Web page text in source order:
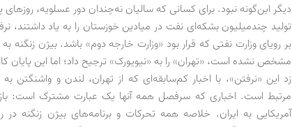
دیگر این‌گونه نبود. برای کسانی که سالیان نه‌چندان دور عسلویه،
تولید چندمیلیون بشکه‌ای نفت در میادین خوزستان را به یاد داشتند،
بر رویای وزارت نفتی که قرار بود «وزارت خارجه دوم» باشد. بیژن زنگنه
مشخص نشده است، «تهران» را به «نیویورک» ترجیح داد؛ اما این پایان
زد این «نرفتن»، با اخبار کم‌سابقه‌ای که از تهران، لندن و
مرتبط است. اخباری که سرفصل همه آنها یک عبارت مشترک است:
آمریکایی به ایران. خلاصه همه تحرکات و برنامه‌های بیژن زنگنه در